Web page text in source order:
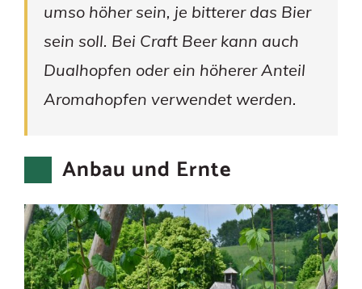
umso höher sein, je bitterer das Bier
sein soll. Bei Craft Beer kann auch
Dualhopfen oder ein höherer Anteil
Aromahopfen verwendet werden.
Anbau und Ernte